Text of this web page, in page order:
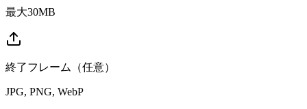
最大30MB
終了フレーム（任意）
JPG, PNG, WebP